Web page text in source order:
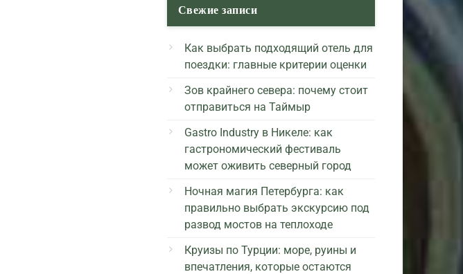
Свежие записи
Как выбрать подходящий отель для
поездки: главные критерии оценки
Зов крайнего севера: почему стоит
отправиться на Таймыр
Gastro Industry в Никеле: как
гастрономический фестиваль
может оживить северный город
Ночная магия Петербурга: как
правильно выбрать экскурсию под
развод мостов на теплоходе
Круизы по Турции: море, руины и
впечатления, которые остаются